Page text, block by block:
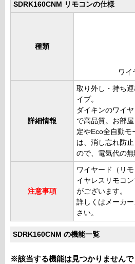
SDRK160CNM リモコンの仕様
種類
ワイ
詳細情報
取り外し・持ち
イプ。
ダイキンのワイ
で高品質。お部
定やEco全自動モ
は、消し忘れ防
ので、電気代の無
注意事項
ワイヤード（リ
イヤレスリモコ
がございます。
詳しくはメーカ
さい。
SDRK160CNM の機能一覧
※該当する機能は見つかりませんで